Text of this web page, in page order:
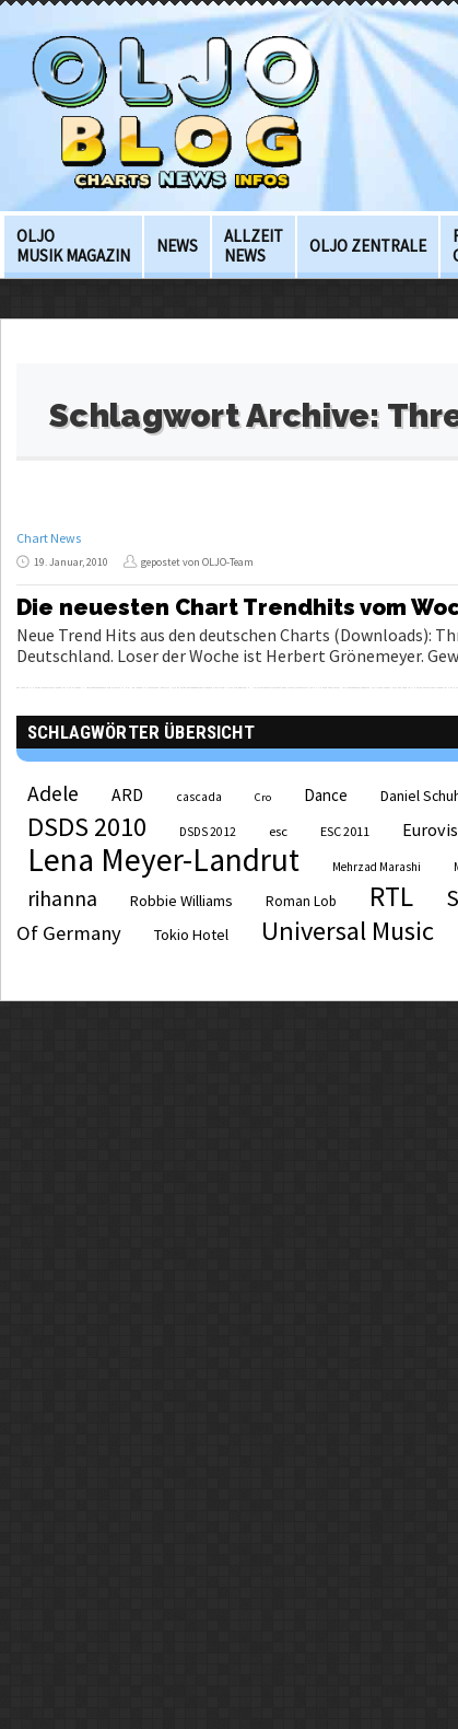
OLJO
MUSIK MAGAZIN
NEWS
ALLZEIT
NEWS
OLJO ZENTRALE
Schlagwort Archive:
Chart News
19. Januar, 2010 gepostet von OLJO-Team
Die neuesten Chart Trendhits vom
Neue Trend Hits aus den deutschen Charts (Downloads):
Deutschland. Loser der Woche ist Herbert Grönemeyer.
SCHLAGWÖRTER ÜBERSICHT
Adele ARD cascada Cro Dance Daniel
DSDS 2010 DSDS 2012 esc ESC 2011
Lena Meyer-Landrut Mehrzad Marashi
rihanna Robbie Williams Roman Lob RTL
Of Germany
Tokio Hotel Universal Music